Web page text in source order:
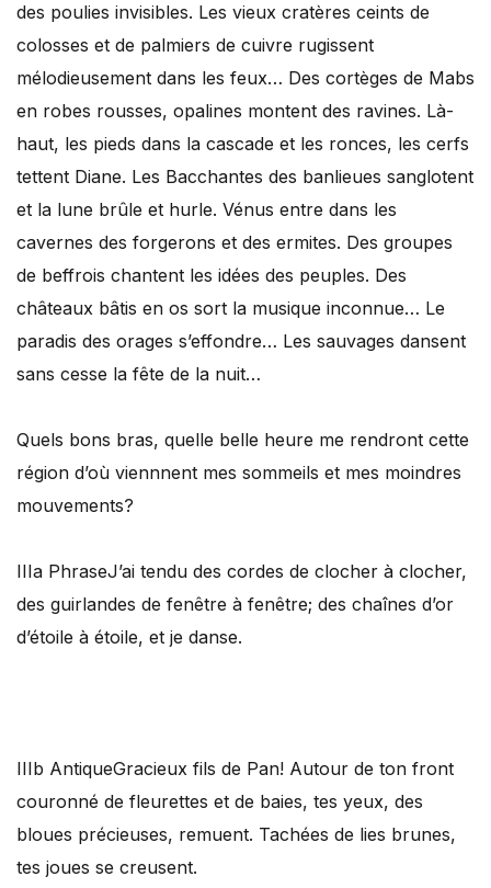
des poulies invisibles. Les vieux cratères ceints de
colosses et de palmiers de cuivre rugissent
mélodieusement dans les feux… Des cortèges de Mabs
en robes rousses, opalines montent des ravines. Là-
haut, les pieds dans la cascade et les ronces, les cerfs
tettent Diane. Les Bacchantes des banlieues sanglotent
et la lune brûle et hurle. Vénus entre dans les
cavernes des forgerons et des ermites. Des groupes
de beffrois chantent les idées des peuples. Des
châteaux bâtis en os sort la musique inconnue… Le
paradis des orages s’effondre… Les sauvages dansent
sans cesse la fête de la nuit…
Quels bons bras, quelle belle heure me rendront cette
région d’où viennnent mes sommeils et mes moindres
mouvements?
IIIa PhraseJ’ai tendu des cordes de clocher à clocher,
des guirlandes de fenêtre à fenêtre; des chaînes d’or
d’étoile à étoile, et je danse.
IIIb AntiqueGracieux fils de Pan! Autour de ton front
couronné de fleurettes et de baies, tes yeux, des
bloues précieuses, remuent. Tachées de lies brunes,
tes joues se creusent.